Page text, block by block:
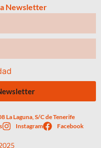
Newsletter
La Laguna, S/C de Tenerife
Instagram Facebook